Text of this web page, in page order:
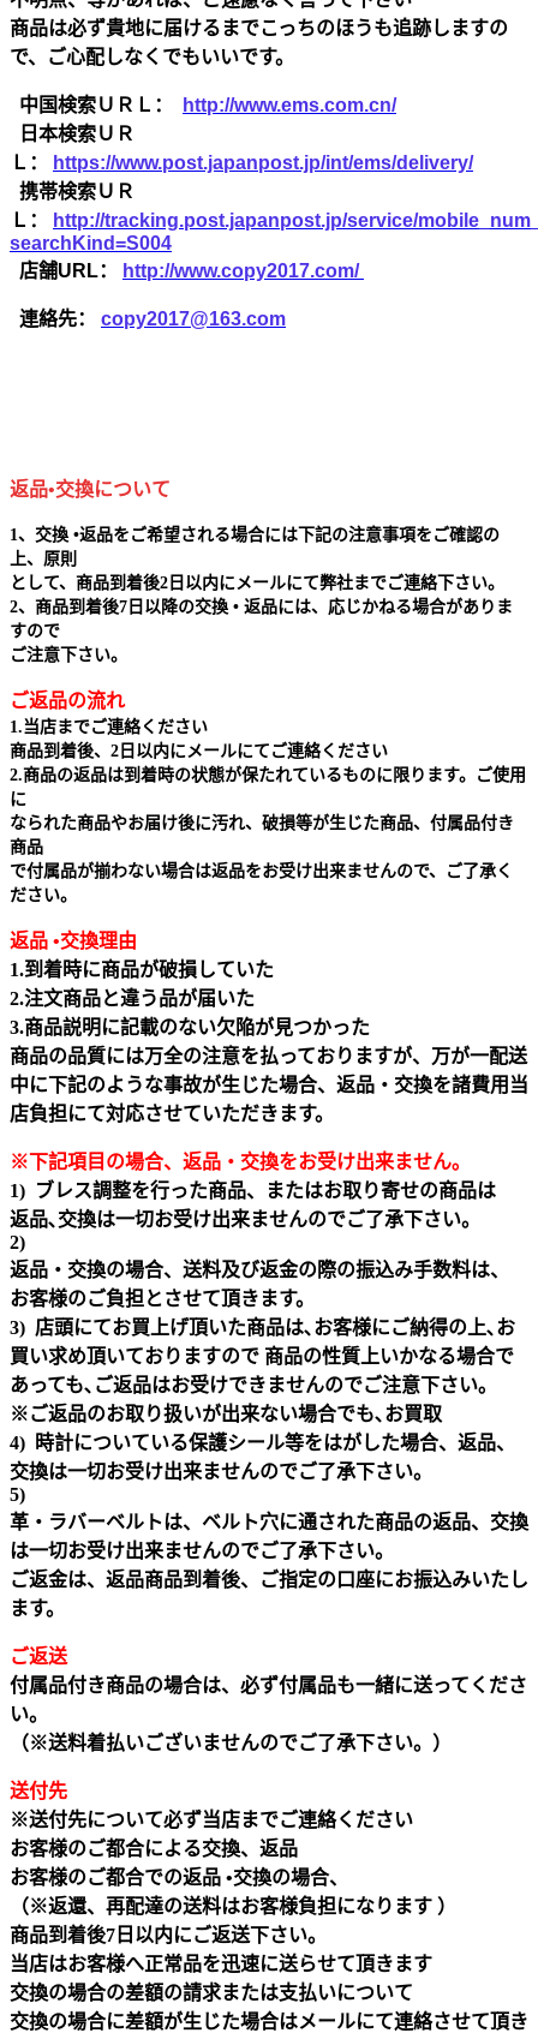
商品は必ず貴地に届けるまでこっちのほうも追跡しますの
で、ご心配しなくでもいいです。
中国検索ＵＲＬ：
http://www.ems.com.cn/
日本検索ＵＲ
Ｌ：
https://www.post.japanpost.jp/int/ems/delivery/
携帯検索ＵＲ
Ｌ：
http://tracking.post.japanpost.jp/service/
searchKind=S004
店舗URL：
http://www.copy2017.com/
連絡先： copy2017@163.com
返品•交換について
1、交換 •返品をご希望される場合には下記の注意事項をご確認の
上、原則
として、商品到着後2日以内にメールにて弊社までご連絡下さい。
2、商品到着後7日以降の交換 • 返品には、応じかねる場合がありま
すので
ご注意下さい。
ご返品の流れ
1.当店までご連絡ください
商品到着後、2日以内にメールにてご連絡ください
2.商品の返品は到着時の状態が保たれているものに限ります。ご使用
に
なられた商品やお届け後に汚れ、破損等が生じた商品、付属品付き
商品
で付属品が揃わない場合は返品をお受け出来ませんので、ご了承く
ださい。
返品 •交換理由
1.到着時に商品が破損していた
2.注文商品と違う品が届いた
3.商品説明に記載のない欠陥が見つかった
商品の品質には万全の注意を払っておりますが、万が一配送
中に下記のような事故が生じた場合、返品・交換を諸費用当
店負担にて対応させていただきます。
※下記項目の場合、返品・交換をお受け出来ません｡
1) ブレス調整を行った商品、またはお取り寄せの商品は
返品､交換は一切お受け出来ませんのでご了承下さい。
2)
返品・交換の場合、送料及び返金の際の振込み手数料は、
お客様のご負担とさせて頂きます。
3) 店頭にてお買上げ頂いた商品は､お客様にご納得の上､お
買い求め頂いておりますので 商品の性質上いかなる場合で
あっても､ご返品はお受けできませんのでご注意下さい｡
※ご返品のお取り扱いが出来ない場合でも､お買取
4) 時計についている保護シール等をはがした場合、返品、
交換は一切お受け出来ませんのでご了承下さい。
5)
革・ラバーベルトは、ベルト穴に通された商品の返品、交換
は一切お受け出来ませんのでご了承下さい。
ご返金は、返品商品到着後、ご指定の口座にお振込みいたし
ます。
ご返送
付属品付き商品の場合は、必ず付属品も一緒に送ってくださ
い。
（※送料着払いございませんのでご了承下さい。）
送付先
※送付先について必ず当店までご連絡ください
お客様のご都合による交換、返品
お客様のご都合での返品 •交換の場合、
（※返還、再配達の送料はお客様負担になります ）
商品到着後7日以内にご返送下さい。
当店はお客様へ正常品を迅速に送らせて頂きます
交換の場合の差額の請求または支払いについて
交換の場合に差額が生じた場合はメールにて連絡させて頂き